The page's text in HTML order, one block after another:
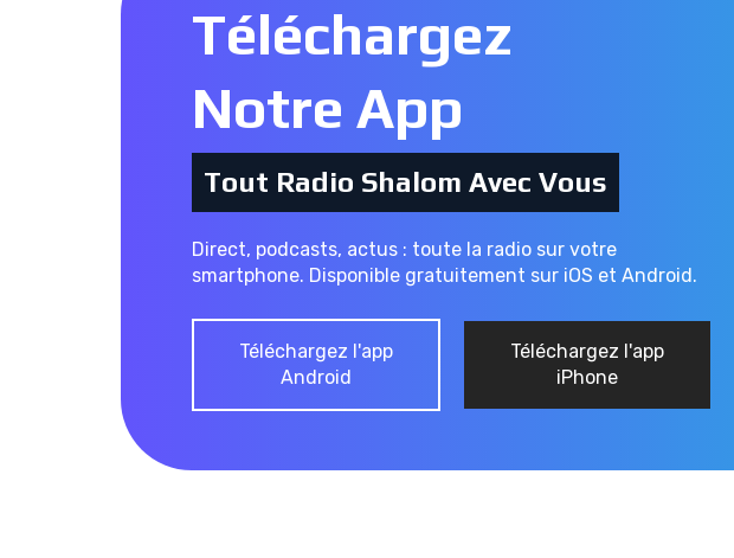
Téléchargez
Notre App
Tout Radio Shalom Avec Vous
Direct, podcasts, actus : toute la radio sur votre
smartphone. Disponible gratuitement sur iOS et Android.
Téléchargez l'app
Android
Téléchargez l'app
iPhone